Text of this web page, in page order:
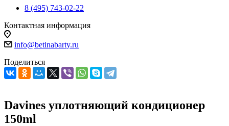
8 (495) 743-02-22
Контактная информация
info@betinabarty.ru
Поделиться
Davines уплотняющий кондиционер
150ml